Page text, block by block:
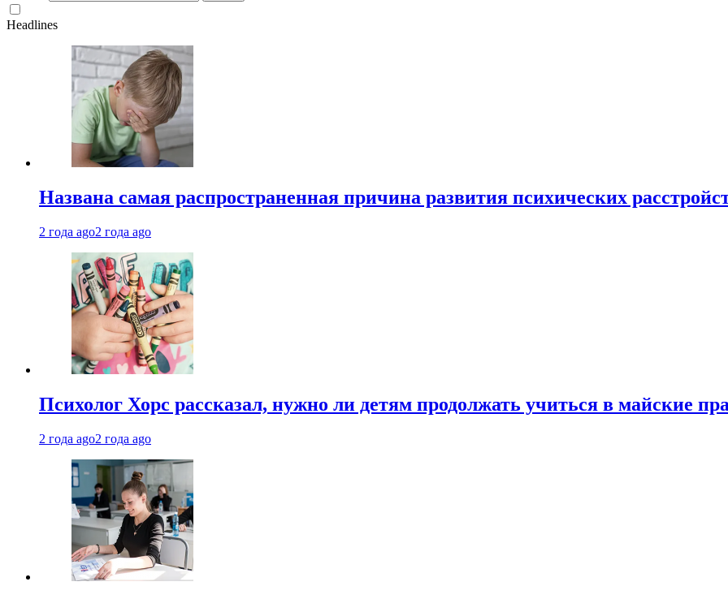
Headlines
Названа самая распространенная причина развития психических
2 года ago2 года ago
Психолог Хорс рассказал, нужно ли детям продолжать учиться в майские
2 года ago2 года ago